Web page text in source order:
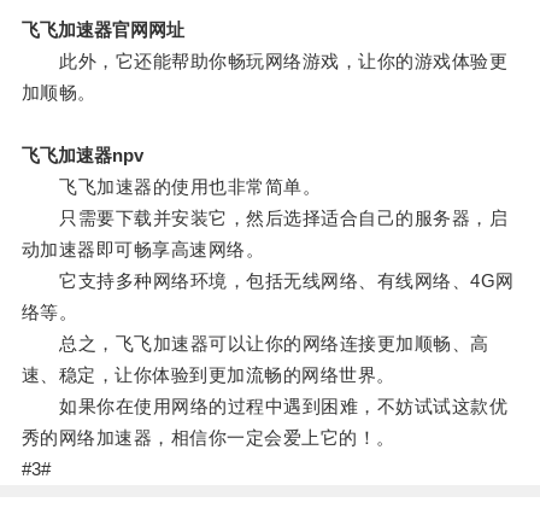
飞飞加速器官网网址
此外，它还能帮助你畅玩网络游戏，让你的游戏体验更
加顺畅。
飞飞加速器npv
飞飞加速器的使用也非常简单。
只需要下载并安装它，然后选择适合自己的服务器，启
动加速器即可畅享高速网络。
它支持多种网络环境，包括无线网络、有线网络、4G网
络等。
总之，飞飞加速器可以让你的网络连接更加顺畅、高
速、稳定，让你体验到更加流畅的网络世界。
如果你在使用网络的过程中遇到困难，不妨试试这款优
秀的网络加速器，相信你一定会爱上它的！。
#3#